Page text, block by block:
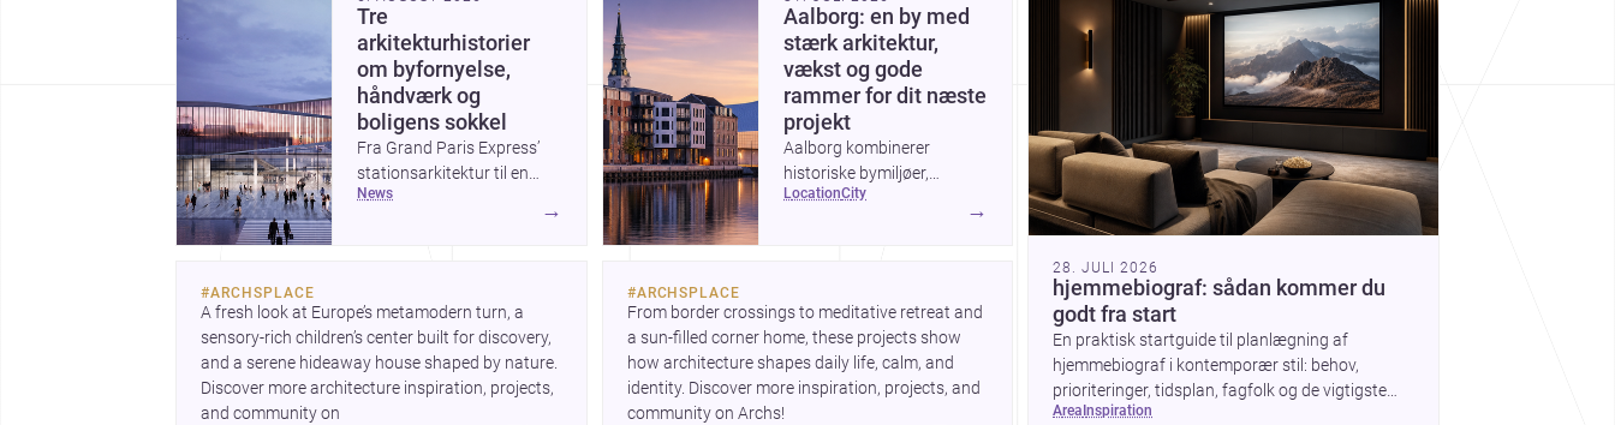
Tre
arkitekturhistorier
om byfornyelse,
håndværk og
boligens sokkel
Fra Grand Paris Express’
stationsarkitektur til en
række projekter, der
kan forme byer og forfine
detaljer. Samtidig peger The
Plinth House / Cambra
Buró på, hvordan et klart
news
→
#ARCHSPLACE
A fresh look at Europe’s metamodern turn, a
sensory-rich children’s center built for discovery,
and a serene hideaway house shaped by nature.
Discover more architecture inspiration, projects,
Aalborg: en by med
stærk arkitektur,
vækst og gode
rammer for dit næste
projekt
Aalborg kombinerer
historiske bymiljøer,
markante nybyggerier og
designe i Nordjylland.
location city
→
#ARCHSPLACE
From border crossings to meditative retreat and
a sun-filled corner home, these projects show
how architecture shapes daily life, calm, and
identity. Discover more inspiration, projects, and
community on Archs!
28. JULI 2026
hjemmebiograf: sådan kommer du
godt fra start
En praktisk startguide til planlægning af
hjemmebiograf i kontemporær stil: behov,
prioriteringer, tidsplan, fagfolk og de vigtigste
valg før arbejdet går i gang.
area inspiration